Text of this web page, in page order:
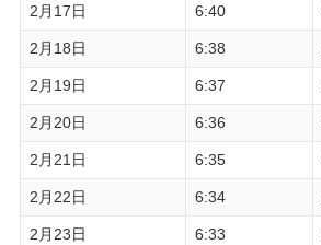
2月17日 6:40
2月18日 6:38
2月19日 6:37
2月20日 6:36
2月21日 6:35
2月22日 6:34
2月23日 6:33